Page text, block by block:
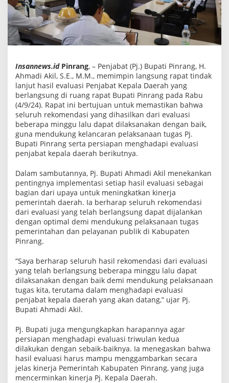
a
t
T
i
n
k
L
a
n
j
u
t
H
a
s
i
l
E
a
l
u
a
s
i
P
e
n
b
a
t
K
e
p
a
D
a
e
r
a
h
Insannews.id Pinrang, – Penjabat (Pj.) Bupati Pinrang, H.
Ahmadi Akil, S.E., M.M., memimpin langsung rapat tindak
lanjut hasil evaluasi Penjabat Kepala Daerah yang
berlangsung di ruang rapat Bupati Pinrang pada Rabu
(4/9/24). Rapat ini bertujuan untuk memastikan bahwa
seluruh rekomendasi yang dihasilkan dari evaluasi
beberapa minggu lalu dapat dilaksanakan dengan baik,
guna mendukung kelancaran pelaksanaan tugas Pj.
Bupati Pinrang serta persiapan menghadapi evaluasi
penjabat kepala daerah berikutnya.
Dalam sambutannya, Pj. Bupati Ahmadi Akil menekankan
pentingnya implementasi setiap hasil evaluasi sebagai
bagian dari upaya untuk meningkatkan kinerja
pemerintah daerah. Ia berharap seluruh rekomendasi
dari evaluasi yang telah berlangsung dapat dijalankan
dengan optimal demi mendukung pelaksanaan tugas
pemerintahan dan pelayanan publik di Kabupaten
Pinrang.
“Saya berharap seluruh hasil rekomendasi dari evaluasi
yang telah berlangsung beberapa minggu lalu dapat
dilaksanakan dengan baik demi mendukung pelaksanaan
tugas kita, terutama dalam menghadapi evaluasi
penjabat kepala daerah yang akan datang,” ujar Pj.
Bupati Ahmadi Akil.
Pj. Bupati juga mengungkapkan harapannya agar
persiapan menghadapi evaluasi triwulan kedua
dilakukan dengan sebaik-baiknya. Ia menegaskan bahwa
hasil evaluasi harus mampu menggambarkan secara
jelas kinerja Pemerintah Kabupaten Pinrang, yang juga
mencerminkan kinerja Pj. Kepala Daerah.